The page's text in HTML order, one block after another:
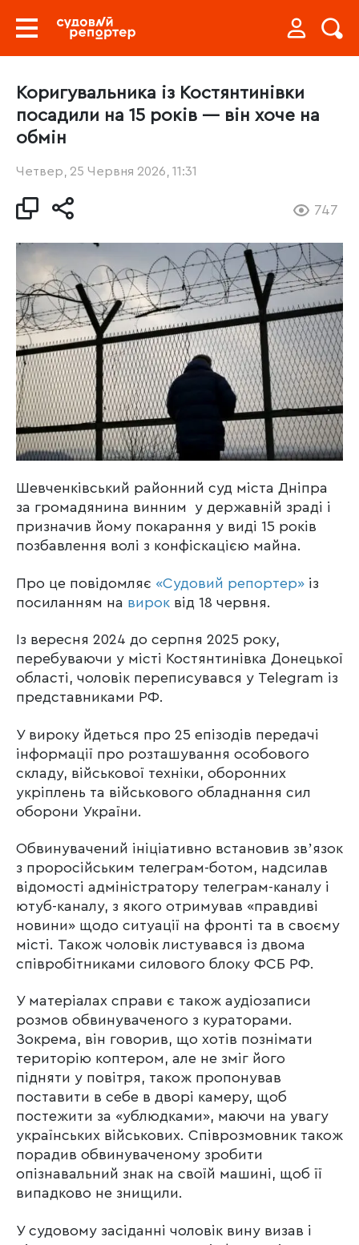
Коригувальника із Костянтинівки
посадили на 15 років — він хоче на
обмін
Четвер, 25 Червня 2026, 11:31
747
Шевченківський районний суд міста Дніпра
за громадянина винним у державній зраді і
призначив йому покарання у виді 15 років
позбавлення волі з конфіскацією майна.
Про це повідомляє «Судовий репортер» із
посиланням на вирок від 18 червня.
Із вересня 2024 до серпня 2025 року,
перебуваючи у місті Костянтинівка Донецької
області, чоловік переписувався у Telegram із
представниками РФ.
У вироку йдеться про 25 епізодів передачі
інформації про розташування особового
складу, військової техніки, оборонних
укріплень та військового обладнання сил
оборони України.
Обвинувачений ініціативно встановив звʼязок
з проросійським телеграм-ботом, надсилав
відомості адміністратору телеграм-каналу і
ютуб-каналу, з якого отримував «правдиві
новини» щодо ситуації на фронті та в своєму
місті. Також чоловік листувався із двома
співробітниками силового блоку ФСБ РФ.
У матеріалах справи є також аудіозаписи
розмов обвинуваченого з кураторами.
Зокрема, він говорив, що хотів познімати
територію коптером, але не зміг його
підняти у повітря, також пропонував
поставити в себе в дворі камеру, щоб
постежити за «ублюдками», маючи на увагу
українських військових. Співрозмовник також
порадив обвинуваченому зробити
опізнавальний знак на своїй машині, щоб її
випадково не знищили.
У судовому засіданні чоловік вину визав і